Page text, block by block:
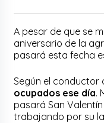
A pesar de que se
aniversario de la
pasará esta fecha
Según el conductor
ocupados ese día.
pasará San
trabajando por su